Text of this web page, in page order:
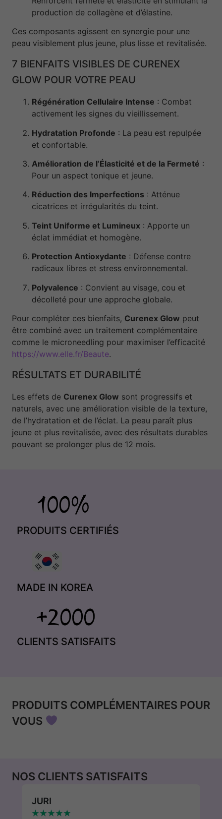
production de collagène et d’élastine.
Ces composants agissent en synergie pour une
peau visiblement plus jeune, plus lisse et revitalisée.
7 BIENFAITS VISIBLES DE CURENEX
GLOW POUR VOTRE PEAU
Régénération Cellulaire Intense : Combat
activement les signes du vieillissement.
Hydratation Profonde : La peau est repulpée
et confortable.
Amélioration de l’Élasticité et de la Fermeté :
Pour un aspect tonique et jeune.
Réduction des Imperfections : Atténue
cicatrices et irrégularités du teint.
Teint Uniforme et Lumineux : Apporte un
éclat immédiat et homogène.
Protection Antioxydante : Défense contre
radicaux libres et stress environnemental.
Polyvalence : Convient au visage, cou et
décolleté pour une approche globale.
Pour compléter ces bienfaits, Curenex Glow peut
être combiné avec un traitement complémentaire
comme le microneedling pour maximiser l’efficacité
https://www.elle.fr/Beaute.
RÉSULTATS ET DURABILITÉ
Les effets de Curenex Glow sont progressifs et
naturels, avec une amélioration visible de la texture,
de l’hydratation et de l’éclat. La peau paraît plus
jeune et plus revitalisée, avec des résultats durables
pouvant se prolonger plus de 12 mois.
PRODUITS CERTIFIÉS
MADE IN KOREA
CLIENTS SATISFAITS
PRODUITS COMPLÉMENTAIRES POUR
VOUS
NOS CLIENTS SATISFAITS
JURI
★★★★★